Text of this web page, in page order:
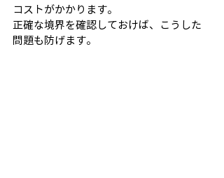
コストがかかります。
正確な境界を確認しておけば、こうした
問題も防げます。